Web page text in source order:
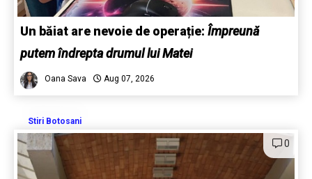
Un băiat are nevoie de operație: Împreună
putem îndrepta drumul lui Matei
Oana Sava Aug 07, 2026
Stiri Botosani
0